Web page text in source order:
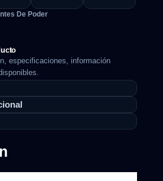
De Poder
especificaciones, información